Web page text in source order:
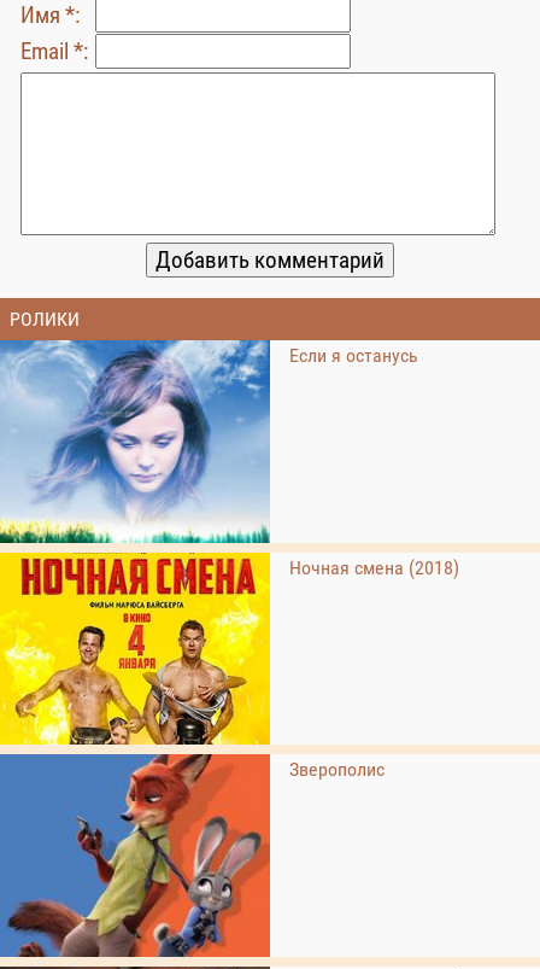
Имя *:
Email *:
РОЛИКИ
Если я останусь
Ночная смена (2018)
Зверополис